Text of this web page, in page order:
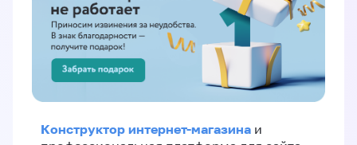
Конструктор интернет-магазина и